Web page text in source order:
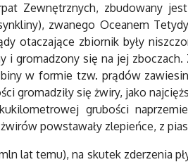
Zewnętrznych, zbudowany
zwanego Oceanem
otaczające zbiornik były
gromadzony się na jej
w formie tzw. prądów
gromadziły się żwiry, jako
grubości
powstawały zlepieńce, z
lat temu), na skutek zderzenia